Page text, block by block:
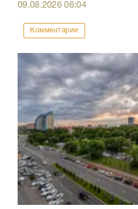
09.08.202606:04
Комментарии